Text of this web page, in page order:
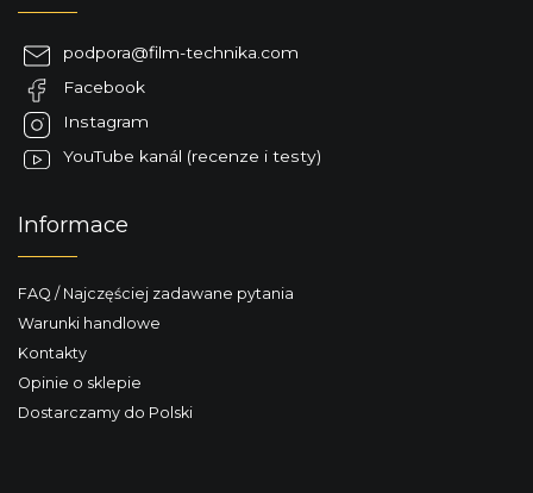
podpora@film-technika.com
Facebook
Instagram
YouTube kanál (recenze i testy)
Informace
FAQ / Najczęściej zadawane pytania
Warunki handlowe
Kontakty
Opinie o sklepie
Dostarczamy do Polski